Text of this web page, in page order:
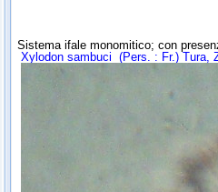
Sistema ifale monomitico; con
Xylodon sambuci (Pers. : Fr.) Tura,